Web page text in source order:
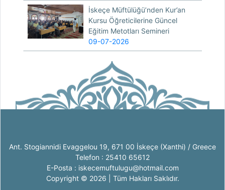
İskeçe Müftülüğü’nden Kur’an
Kursu Öğreticilerine Güncel
Eğitim Metotları Semineri
09-07-2026
Ant. Stogiannidi Evaggelou 19, 671 00 İskeçe (Xanthi) / Greece
Telefon : 25410 65612
E-Posta : iskecemuftulugu@hotmail.com
Copyright © 2026 | Tüm Hakları Saklıdır.